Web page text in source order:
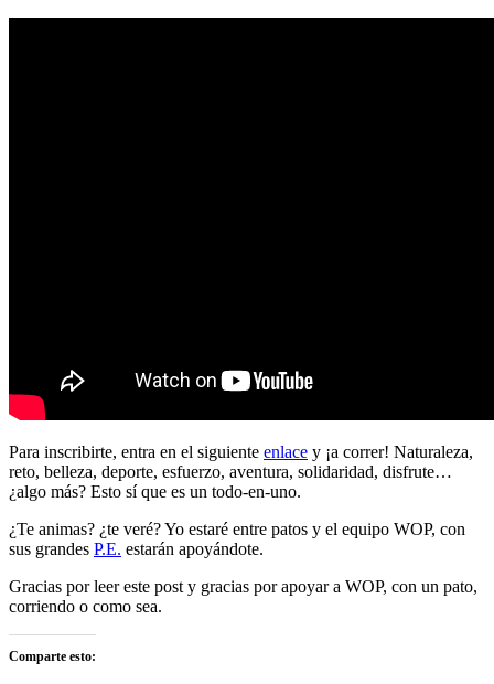
Para inscribirte, entra en el siguiente enlace y ¡a correr! Naturaleza,
reto, belleza, deporte, esfuerzo, aventura, solidaridad, disfrute…
¿algo más? Esto sí que es un todo-en-uno.
¿Te animas? ¿te veré? Yo estaré entre patos y el equipo WOP, con
sus grandes P.E. estarán apoyándote.
Gracias por leer este post y gracias por apoyar a WOP, con un pato,
corriendo o como sea.
Comparte esto: